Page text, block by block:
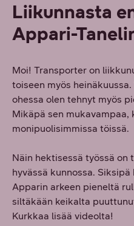
Liikunnasta
Appari-
Moi! Transporter on
toiseen myös
ohessa olen tehnyt myös
Mikäpä sen mukavampaa,
monipuolisimmissa töissä.
Näin hektisessä työssä on
hyvässä kunnossa.
Apparin arkeen pieneltä
siltäkään keikalta
Kurkkaa lisää videolta!